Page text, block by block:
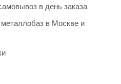
в день заказа
в Москве и